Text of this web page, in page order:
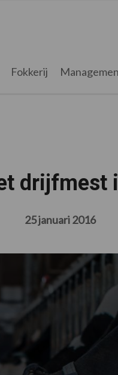
Fokkerij
drijfmest
25 januari 2016